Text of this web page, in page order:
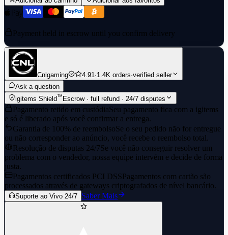
✱ Please verify your information carefully, as we are not liable for
errors due to incorrect details provided by the buyer. due to buyer's
wrong information.
--------------------------------------------
◪ Need Help? ◩
∭ Contact us via Chat!
Payment held in escrow until you confirm delivery
Cnlgaming 4.91·1.4K orders·verified seller
Ask a question
igitems Shield™ Escrow · full refund · 24/7 disputes
Pagamento retido em custódiaSeu pagamento fica com a igitems
e só é liberado após você confirmar a entrega.
Garantia de 100% de reembolsoSe o seu pedido não for entregue
ou não corresponder ao anúncio, você recebe o reembolso total.
Resolução de disputas 24/7Se você não conseguir resolver um
problema com o vendedor, nossa equipe intervém e decide de forma
justa.
Pagamentos certificados PCI DSSPagamentos com cartão são
processados através de gateways criptografados de nível bancário.
Suporte ao Vivo 24/7 Saber Mais